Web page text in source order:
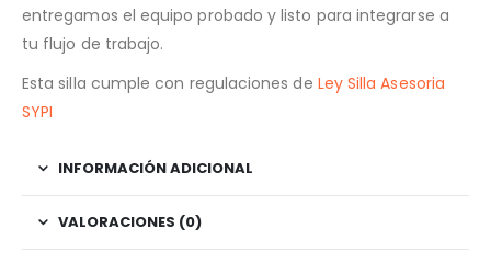
entregamos el equipo probado y listo para integrarse a
tu flujo de trabajo.
Esta silla cumple con regulaciones de Ley Silla Asesoria
SYPI
INFORMACIÓN ADICIONAL
VALORACIONES (0)